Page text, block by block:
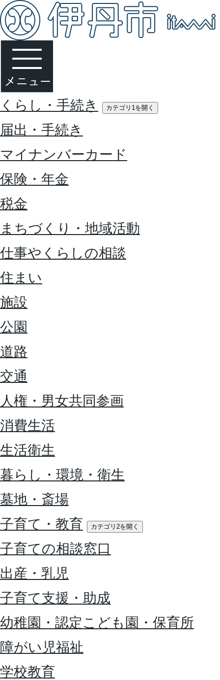
くらし・手続き カテゴリ1を開く
届出・手続き
マイナンバーカード
保険・年金
税金
まちづくり・地域活動
仕事やくらしの相談
住まい
施設
公園
道路
交通
人権・男女共同参画
消費生活
生活衛生
暮らし・環境・衛生
墓地・斎場
子育て・教育
カテゴリ2を開く
子育ての相談窓口
出産・乳児
子育て支援・助成
幼稚園・認定こども園・保育所
障がい児福祉
学校教育